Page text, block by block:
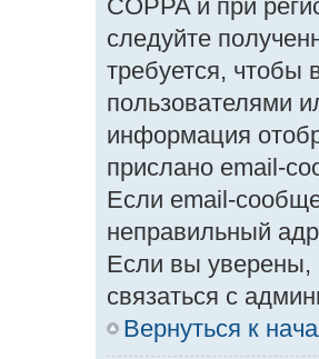
COPPA и при
следуйте
требуется, чтобы
пользователями
информация
прислано email-
Если email-
неправильный
Если вы уверены,
связаться с
Вернуться к